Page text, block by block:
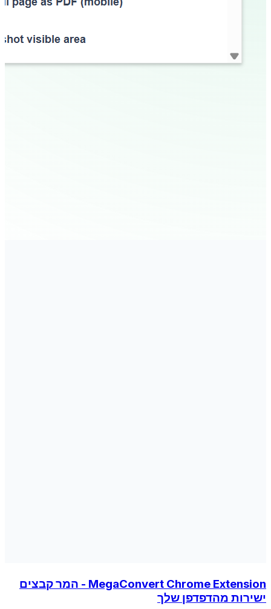
MegaConvert Chrome Extension - המר קבצים
ישירות מהדפדפן שלך